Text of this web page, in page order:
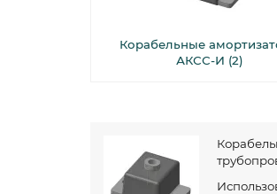
Корабельные
АКСС-И (2)